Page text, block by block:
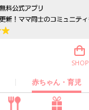
赤ちゃん・育児
SHOP